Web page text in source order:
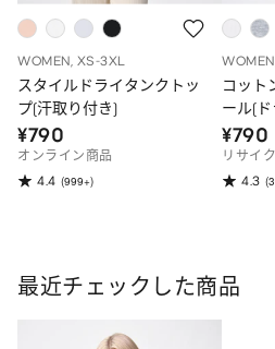
WOMEN, XS-3XL
スタイルドライタンクトッ
プ(汗取り付き)
¥790
オンライン商品
4.4 (999+)
コット
ール(
¥790
リサイ
4.3
最近チェックした商品